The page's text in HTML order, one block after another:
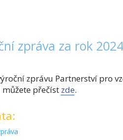
zpráva za rok 2024
zprávu Partnerství pro
můžete přečíst zde.